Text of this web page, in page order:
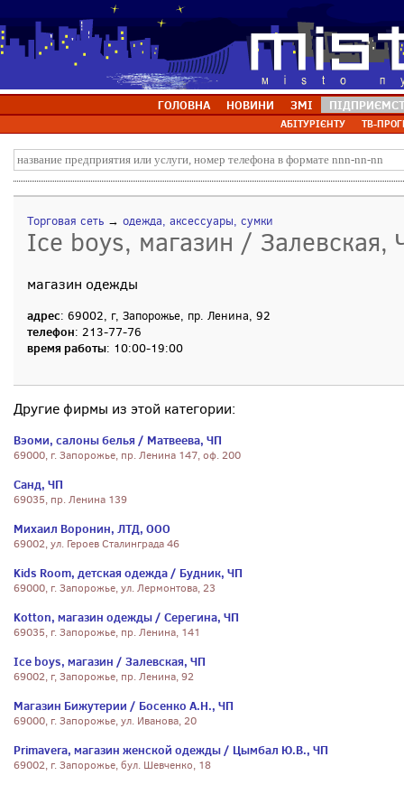
ГОЛОВНА НОВИНИ ЗМІ
АБІТУРІЄНТУ ТВ-
Торговая сеть → одежда, аксессуары, сумки
Ice boys, магазин / Залевская,
магазин одежды
адрес: 69002, г, Запорожье, пр. Ленина, 92
телефон: 213-77-76
время работы: 10:00-19:00
Другие фирмы из этой категории:
Вэоми, салоны белья / Матвеева, ЧП
69000, г. Запорожье, пр. Ленина 147, оф. 200
Санд, ЧП
69035, пр. Ленина 139
Михаил Воронин, ЛТД, ООО
69002, ул. Героев Сталинграда 46
Kids Room, детская одежда / Будник, ЧП
69000, г. Запорожье, ул. Лермонтова, 23
Kotton, магазин одежды / Серегина, ЧП
69035, г. Запорожье, пр. Ленина, 141
Ice boys, магазин / Залевская, ЧП
69002, г, Запорожье, пр. Ленина, 92
Магазин Бижутерии / Босенко А.Н., ЧП
69000, г. Запорожье, ул. Иванова, 20
Primavera, магазин женской одежды / Цымбал Ю.В., ЧП
69002, г. Запорожье, бул. Шевченко, 18